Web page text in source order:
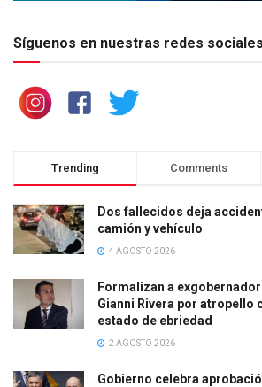
Síguenos en nuestras redes sociales
Trending Comments
Dos fallecidos deja
camión y vehículo
4 AGOSTO 2026
Formalizan a
Gianni Rivera por atropello
estado de ebriedad
2 AGOSTO 2026
Gobierno celebra